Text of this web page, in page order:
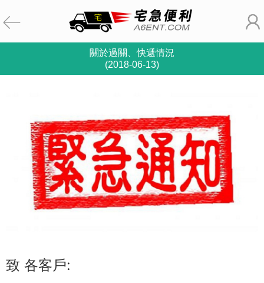
關於過關、快遞情況
(2018-06-13)
致 各客戶: